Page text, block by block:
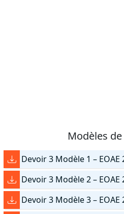
Modèles
Devoir 3 Modèle 1 – EOAE
Devoir 3 Modèle 2 – EOAE
Devoir 3 Modèle 3 – EOAE